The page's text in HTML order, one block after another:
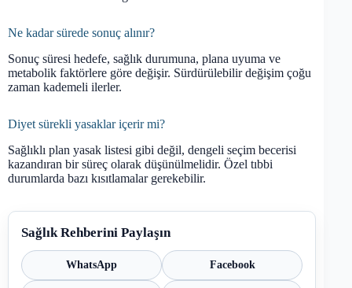
Ne kadar sürede sonuç alınır?
Sonuç süresi hedefe, sağlık durumuna, plana uyuma ve
metabolik faktörlere göre değişir. Sürdürülebilir değişim çoğu
zaman kademeli ilerler.
Diyet sürekli yasaklar içerir mi?
Sağlıklı plan yasak listesi gibi değil, dengeli seçim becerisi
kazandıran bir süreç olarak düşünülmelidir. Özel tıbbi
durumlarda bazı kısıtlamalar gerekebilir.
Sağlık Rehberini Paylaşın
WhatsApp Facebook